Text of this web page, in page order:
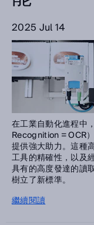
2025 Jul 14
在工業自動化進程中
Recognition = OCR
提供強大助力。這種
工具的精確性，以及
具有的高度發達的讀
樹立了新標準。
繼續閱讀